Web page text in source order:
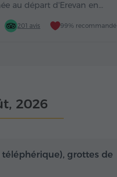
au départ d'Erevan en…
201 avis 99% recommandé
2026
Toute la journée
grottes de